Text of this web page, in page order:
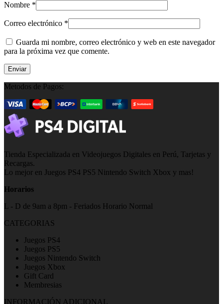
Nombre *
Correo electrónico *
Guarda mi nombre, correo electrónico y web en este navegador
para la próxima vez que comente.
Metodos de Pagos:
Tienda Especializada en Videojuegos Digitales en Perú, Tarjetas y
Recargas.
Lo mejor en Juegos PS4 PS5 Nintendo Switch Xbox y mas!
Horarios
L - D de 9am a 8pm - Feriados Horario Normal
CATEGORIAS
Juegos PS4
Juegos PS5
Juegos Nintendo Switch
Juegos Xbox
Gift Card
Membresias
INFORMACIÓN ADICIONAL